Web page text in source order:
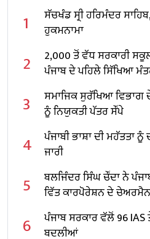
1
ਸੱਚਖੰਡ ਸ੍ਰੀ ਹਰਿਮੰਦਰ
ਹੁਕਮਨਾਮਾ
2
2,000 ਤੋਂ ਵੱਧ ਸਰਕਾਰੀ
ਪੰਜਾਬ ਦੇ ਪਹਿਲੇ ਸਿੱਖਿਆ
3
ਸਮਾਜਿਕ ਸੁਰੱਖਿਆ
ਨੂੰ ਨਿਯੁਕਤੀ ਪੱਤਰ ਸੌਂਪੇ
4
ਪੰਜਾਬੀ ਭਾਸ਼ਾ ਦੀ ਮਹੱਤਤਾ
ਜਾਰੀ
5
ਬਲਜਿੰਦਰ ਸਿੰਘ ਚੌਂਦਾ ਨੇ
ਵਿੱਤ ਕਾਰਪੋਰੇਸ਼ਨ ਦੇ
6
ਪੰਜਾਬ ਸਰਕਾਰ ਵੱਲੋਂ 96
ਬਦਲੀਆਂ